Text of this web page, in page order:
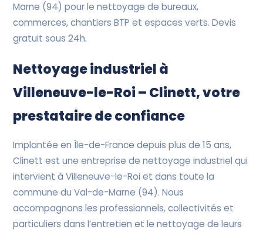
Marne (94) pour le nettoyage de bureaux,
commerces, chantiers BTP et espaces verts. Devis
gratuit sous 24h.
Nettoyage industriel à
Villeneuve-le-Roi – Clinett, votre
prestataire de confiance
Implantée en Île-de-France depuis plus de 15 ans,
Clinett est une entreprise de nettoyage industriel qui
intervient à Villeneuve-le-Roi et dans toute la
commune du Val-de-Marne (94). Nous
accompagnons les professionnels, collectivités et
particuliers dans l’entretien et le nettoyage de leurs